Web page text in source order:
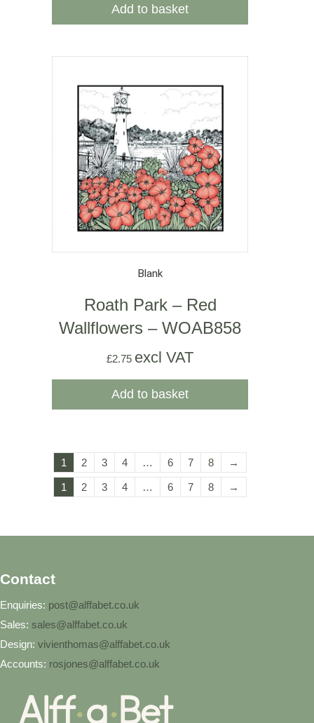
Add to basket
Blank
Roath Park – Red
Wallflowers – WOAB858
£2.75 excl VAT
Add to basket
1 2 3 4 … 6 7 8 →
1 2 3 4 … 6 7 8 →
Contact
Enquiries: post@alffabet.co.uk
Sales: sales@alffabet.co.uk
Design: vivienthomas@alffabet.co.uk
Accounts: rosjones@alffabet.co.uk